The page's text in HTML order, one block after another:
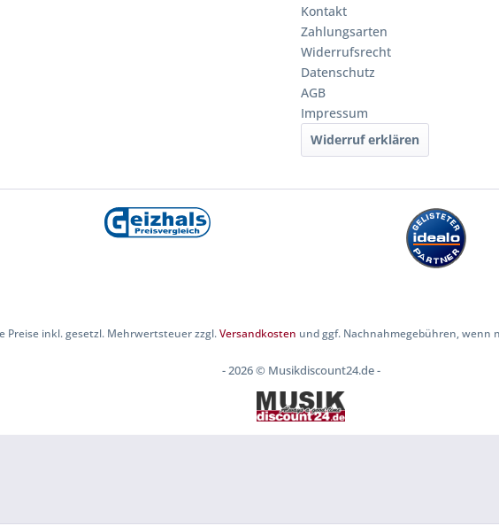
Kontakt
Zahlungsarten
Widerrufsrecht
Datenschutz
AGB
Impressum
Widerruf erklären
Preise inkl. gesetzl. Mehrwertsteuer zzgl.Versandkosten und ggf. Nachnahmegebühren, wenn
- 2026 © Musikdiscount24.de -